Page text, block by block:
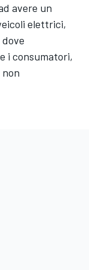
avere un
elettrici,
i consumatori,